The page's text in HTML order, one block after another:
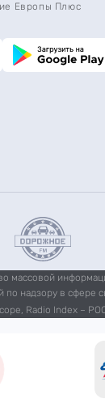
Европы Плюс
массовой
по надзору в сфере
Radio Index –